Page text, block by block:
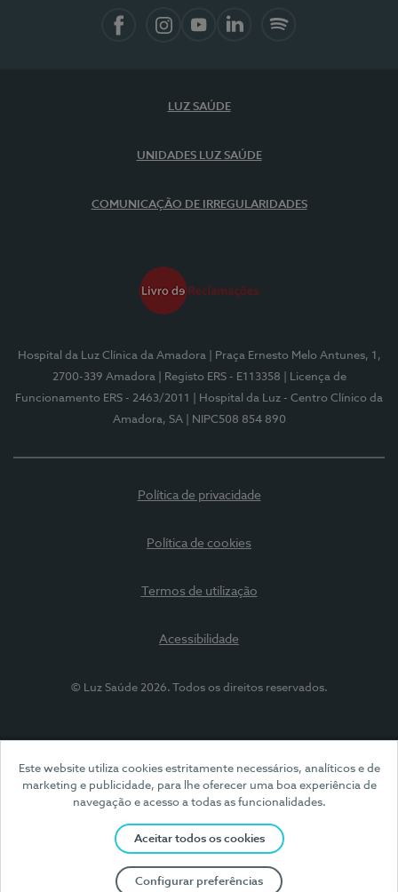
Este website utiliza cookies estritamente necessários, analíticos e de
marketing e publicidade, para lhe oferecer uma boa experiência de
navegação e acesso a todas as funcionalidades.
Aceitar todos os cookies
Configurar preferências
LUZ SAÚDE
UNIDADES LUZ SAÚDE
COMUNICAÇÃO DE IRREGULARIDADES
Hospital da Luz Clínica da Amadora
| Praça Ernesto Melo Antunes, 1,
2700-339 Amadora
| Registo ERS - E113358
| Licença de
Funcionamento ERS - 2463/2011
| Hospital da Luz - Centro Clínico da
Amadora, SA
| NIPC508 854 890
Política de privacidade
Política de cookies
Termos de utilização
Acessibilidade
© Luz Saúde 2026. Todos os direitos reservados.